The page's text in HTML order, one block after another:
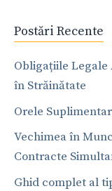
Postări Recente
Obligațiile Legale
în Străinătate
Orele
Vechimea în
Contracte
Ghid complet al